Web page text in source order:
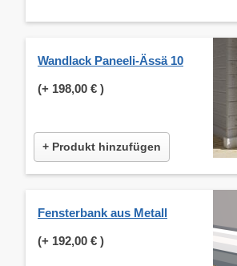
Wandlack Paneeli-Ässä 10
(+ 198,00 € )
+ Produkt hinzufügen
Fensterbank aus Metall
(+ 192,00 € )